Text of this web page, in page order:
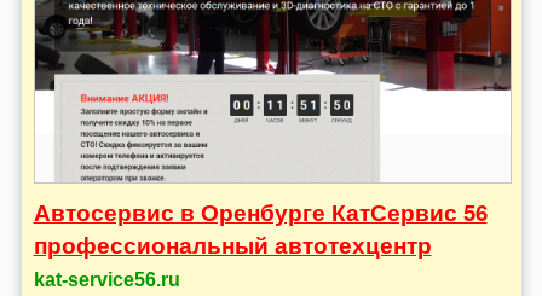
Автосервис в Оренбурге КатСервис 56
профессиональный автотехцентр
kat-service56.ru